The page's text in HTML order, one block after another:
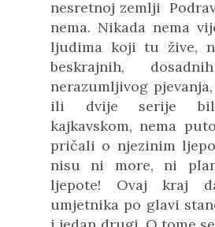
nesretnoj zemlji
nema. Nikada nema
ljudima koji tu žive,
beskrajnih,
nerazumljivog
ili dvije serije
kajkavskom, nema
pričali o njezinim
nisu ni more, ni
ljepote! Ovaj kraj
umjetnika po glavi